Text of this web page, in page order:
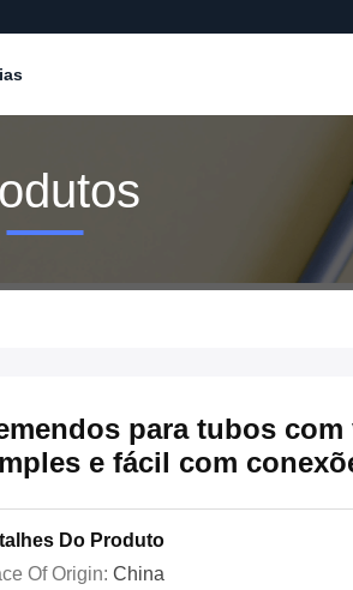
para tubos
e fácil com
Do Produto
Of Origin: China